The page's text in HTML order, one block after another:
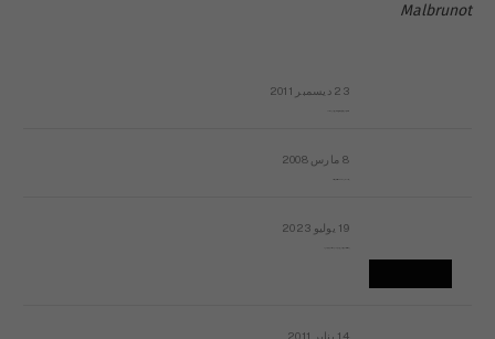
Malbrunot
23 ديسمبر 2011
8 مارس 2008
19 يوليو 2023
14 يناير 2011